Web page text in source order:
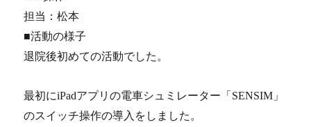
担当：松本
■活動の様子
退院後初めての活動でした。
最初にiPadアプリの電車シュミレーター「SENSIM」
のスイッチ操作の導入をしました。